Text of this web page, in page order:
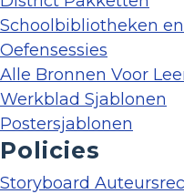
Schoolbibliotheken
Oefensessies
Alle Bronnen Voor
Werkblad Sjablonen
Postersjablonen
Policies
Storyboard